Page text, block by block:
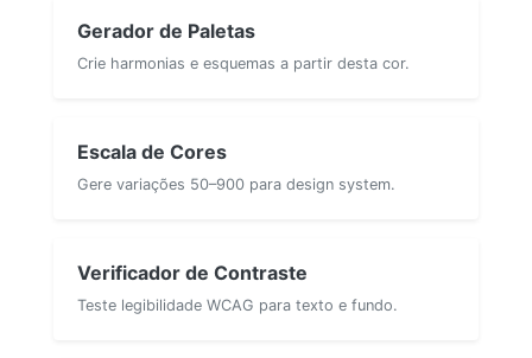
Gerador de Paletas
Crie harmonias e esquemas a partir desta cor.
Escala de Cores
Gere variações 50–900 para design system.
Verificador de Contraste
Teste legibilidade WCAG para texto e fundo.